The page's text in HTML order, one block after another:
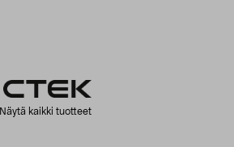
Näytä kaikki tuotteet